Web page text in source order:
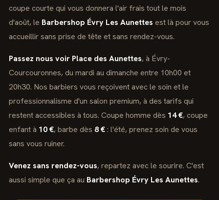
coupe courte qui vous donnera l'air frais tout le mois
d'août, le Barbershop Évry Les Aunettes est là pour vous
accueillir sans prise de tête et sans rendez-vous.
Passez nous voir Place des Aunettes, à Évry-
Courcouronnes, du mardi au dimanche entre 10h00 et
20h30. Nos barbiers vous reçoivent avec le soin et le
professionnalisme d'un salon premium, à des tarifs qui
restent accessibles à tous. Coupe homme dès 14 €, coupe
enfant à 10 €, barbe dès 8 €: l'été, prenez soin de vous
sans vous ruiner.
Venez sans rendez-vous, repartez avec le sourire. C'est
aussi simple que ça au Barbershop Évry Les Aunettes.